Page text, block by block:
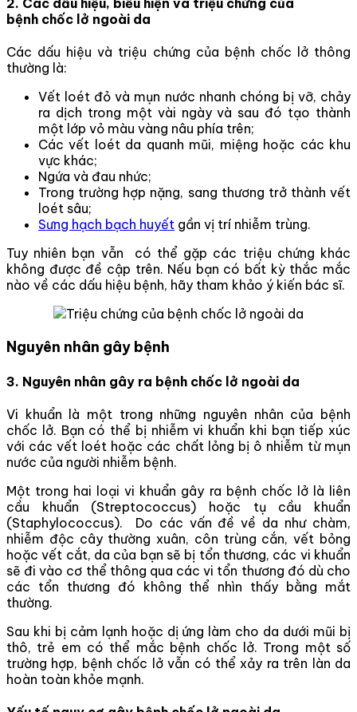
2. Các dấu hiệu, biểu hiện và triệu chứng của
bệnh chốc lở ngoài da
Các dấu hiệu và triệu chứng của bệnh chốc lở thông
thường là:
Vết loét đỏ và mụn nước nhanh chóng bị vỡ, chảy
ra dịch trong một vài ngày và sau đó tạo thành
một lớp vỏ màu vàng nâu phía trên;
Các vết loét da quanh mũi, miệng hoặc các khu
vực khác;
Ngứa và đau nhức;
Trong trường hợp nặng, sang thương trở thành vết
loét sâu;
Sưng hạch bạch huyết gần vị trí nhiễm trùng.
Tuy nhiên bạn vẫn có thể gặp các triệu chứng khác
không được đề cập trên. Nếu bạn có bất kỳ thắc mắc
nào về các dấu hiệu bệnh, hãy tham khảo ý kiến bác sĩ.
Nguyên nhân gây bệnh
3. Nguyên nhân gây ra bệnh chốc lở ngoài da
Vi khuẩn là một trong những nguyên nhân của bệnh
chốc lở. Bạn có thể bị nhiễm vi khuẩn khi bạn tiếp xúc
với các vết loét hoặc các chất lỏng bị ô nhiễm từ mụn
nước của người nhiễm bệnh.
Một trong hai loại vi khuẩn gây ra bệnh chốc lở là liên
cầu khuẩn (Streptococcus) hoặc tụ cầu khuẩn
(Staphylococcus). Do các vấn đề về da như chàm,
nhiễm độc cây thường xuân, côn trùng cắn, vết bỏng
hoặc vết cắt, da của bạn sẽ bị tổn thương, các vi khuẩn
sẽ đi vào cơ thể thông qua các vi tổn thương đó dù cho
các tổn thương đó không thể nhìn thấy bằng mắt
thường.
Sau khi bị cảm lạnh hoặc dị ứng làm cho da dưới mũi bị
thô, trẻ em có thể mắc bệnh chốc lở. Trong một số
trường hợp, bệnh chốc lở vẫn có thể xảy ra trên làn da
hoàn toàn khỏe mạnh.